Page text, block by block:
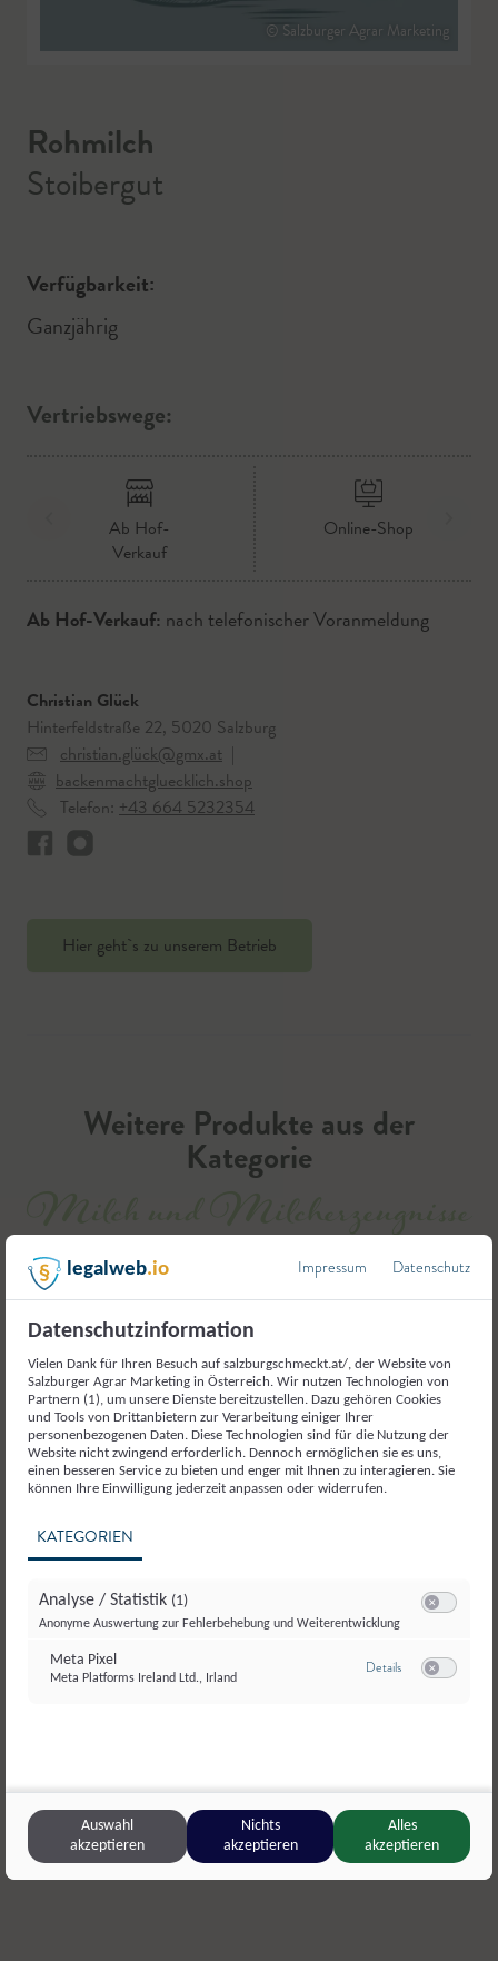
© Salzburger Agrar Marketing
Rohmilch
Stoibergut
Verfügbarkeit:
Ganzjährig
Vertriebswege:
Ab Hof-
Verkauf
Online-Shop
Ab Hof-Verkauf: nach telefonischer Voranmeldung
Christian Glück
Hinterfeldstraße 22, 5020 Salzburg
christian.glück@gmx.at |
backenmachtgluecklich.shop
Telefon: +43 664 5232354
Hier geht`s zu unserem Betrieb
Weitere Produkte aus der
Kategorie
Milch und Milcherzeugnisse
Buachberger’s Mili,Mattsee
Rohmilch
Premium
legalweb.io Impressum Datenschutz
Datenschutzinformation
Vielen Dank für Ihren Besuch auf salzburgschmeckt.at/, der Website von
Salzburger Agrar Marketing in Österreich. Wir nutzen Technologien von
Partnern (1), um unsere Dienste bereitzustellen. Dazu gehören Cookies
und Tools von Drittanbietern zur Verarbeitung einiger Ihrer
personenbezogenen Daten. Diese Technologien sind für die Nutzung der
Website nicht zwingend erforderlich. Dennoch ermöglichen sie es uns,
einen besseren Service zu bieten und enger mit Ihnen zu interagieren. Sie
können Ihre Einwilligung jederzeit anpassen oder widerrufen.
KATEGORIEN
Analyse / Statistik (1)
Anonyme Auswertung zur Fehlerbehebung und Weiterentwicklung
Meta Pixel
Meta Platforms Ireland Ltd., Irland
Detailszu Meta Pixel
Auswahl
akzeptieren
Nichts
akzeptieren
Alles
akzeptieren